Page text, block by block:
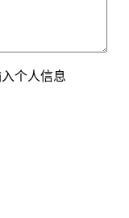
个人信息